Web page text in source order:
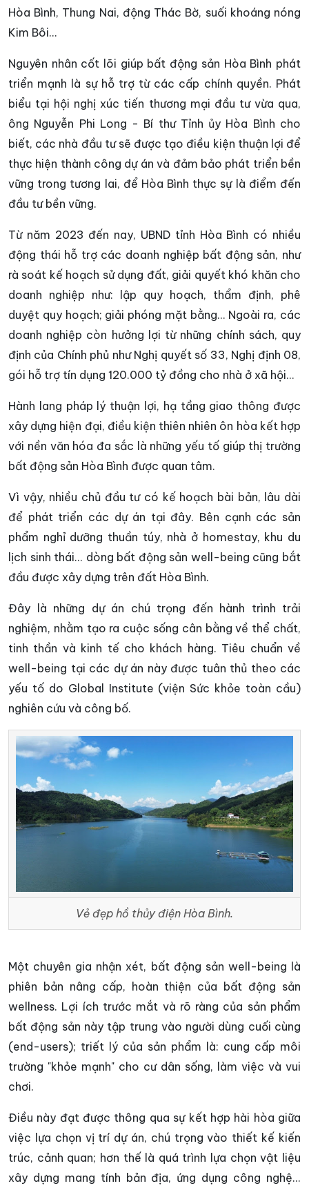
Hòa Bình, Thung Nai, động Thác Bờ, suối khoáng nóng
Kim Bôi...
Nguyên nhân cốt lõi giúp bất động sản Hòa Bình phát
triển mạnh là sự hỗ trợ từ các cấp chính quyền. Phát
biểu tại hội nghị xúc tiến thương mại đầu tư vừa qua,
ông Nguyễn Phi Long - Bí thư Tỉnh ủy Hòa Bình cho
biết, các nhà đầu tư sẽ được tạo điều kiện thuận lợi để
thực hiện thành công dự án và đảm bảo phát triển bền
vững trong tương lai, để Hòa Bình thực sự là điểm đến
đầu tư bền vững.
Từ năm 2023 đến nay, UBND tỉnh Hòa Bình có nhiều
động thái hỗ trợ các doanh nghiệp bất động sản, như
rà soát kế hoạch sử dụng đất, giải quyết khó khăn cho
doanh nghiệp như: lập quy hoạch, thẩm định, phê
duyệt quy hoạch; giải phóng mặt bằng... Ngoài ra, các
doanh nghiệp còn hưởng lợi từ những chính sách, quy
định của Chính phủ như Nghị quyết số 33, Nghị định 08,
gói hỗ trợ tín dụng 120.000 tỷ đồng cho nhà ở xã hội...
Hành lang pháp lý thuận lợi, hạ tầng giao thông được
xây dựng hiện đại, điều kiện thiên nhiên ôn hòa kết hợp
với nền văn hóa đa sắc là những yếu tố giúp thị trường
bất động sản Hòa Bình được quan tâm.
Vì vậy, nhiều chủ đầu tư có kế hoạch bài bản, lâu dài
để phát triển các dự án tại đây. Bên cạnh các sản
phẩm nghỉ dưỡng thuần túy, nhà ở homestay, khu du
lịch sinh thái... dòng bất động sản well-being cũng bắt
đầu được xây dựng trên đất Hòa Bình.
Đây là những dự án chú trọng đến hành trình trải
nghiệm, nhằm tạo ra cuộc sống cân bằng về thể chất,
tinh thần và kinh tế cho khách hàng. Tiêu chuẩn về
well-being tại các dự án này được tuân thủ theo các
yếu tố do Global Institute (viện Sức khỏe toàn cầu)
nghiên cứu và công bố.
Vẻ đẹp hồ thủy điện Hòa Bình.
Một chuyên gia nhận xét, bất động sản well-being là
phiên bản nâng cấp, hoàn thiện của bất động sản
wellness. Lợi ích trước mắt và rõ ràng của sản phẩm
bất động sản này tập trung vào người dùng cuối cùng
(end-users); triết lý của sản phẩm là: cung cấp môi
trường "khỏe mạnh" cho cư dân sống, làm việc và vui
chơi.
Điều này đạt được thông qua sự kết hợp hài hòa giữa
việc lựa chọn vị trí dự án, chú trọng vào thiết kế kiến
trúc, cảnh quan; hơn thế là quá trình lựa chọn vật liệu
xây dựng mang tính bản địa, ứng dụng công nghệ...